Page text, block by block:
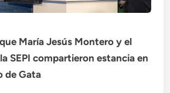
María Jesús Montero y el
SEPI compartieron estancia en
de Gata